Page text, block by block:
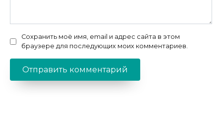
Сохранить моё имя, email и адрес сайта в этом
браузере для последующих моих комментариев.